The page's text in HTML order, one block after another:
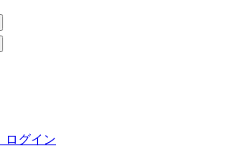
ログイン